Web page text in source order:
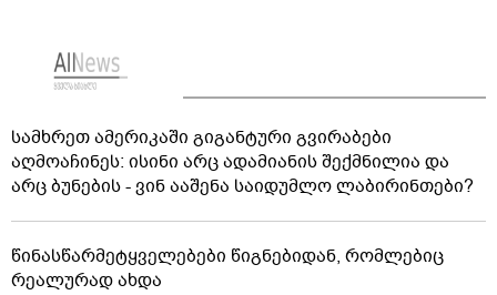
სამხრეთ ამერიკაში გიგანტური გვირაბები
აღმოაჩინეს: ისინი არც ადამიანის შექმნილია და
არც ბუნების - ვინ ააშენა საიდუმლო ლაბირინთები?
წინასწარმეტყველებები წიგნებიდან, რომლებიც
რეალურად ახდა